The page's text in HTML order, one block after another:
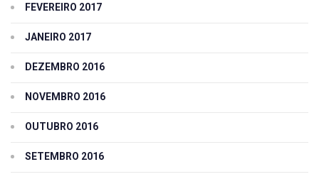
FEVEREIRO 2017
JANEIRO 2017
DEZEMBRO 2016
NOVEMBRO 2016
OUTUBRO 2016
SETEMBRO 2016